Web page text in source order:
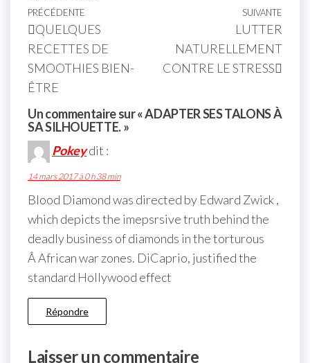
PRÉCÉDENTE
QUELQUES
RECETTES DE
SMOOTHIES BIEN-
ÊTRE
SUIVANTE
LUTTER
NATURELLEMENT
CONTRE LE STRESS
Un commentaire sur « ADAPTER SES TALONS À
SA SILHOUETTE. »
Pokeydit :
14 mars 2017 à 0 h 38 min
Blood Diamond was directed by Edward Zwick ,
which depicts the imepsrsive truth behind the
deadly business of diamonds in the torturous
Â African war zones. DiCaprio, justified the
standard Hollywood effect
Répondre
Laisser un commentaire